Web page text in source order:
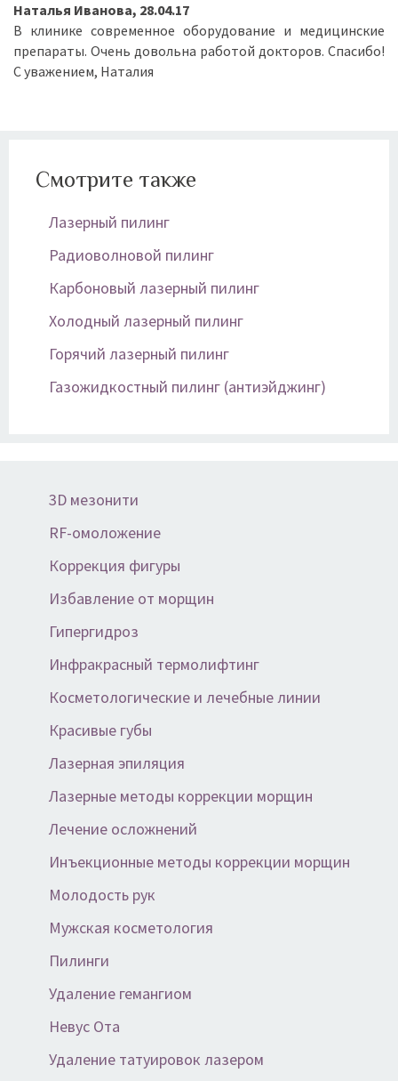
Наталья Иванова, 28.04.17
В клинике современное оборудование и медицинские
препараты. Очень довольна работой докторов. Спасибо!
С уважением, Наталия
Смотрите также
Ла­зер­ный пи­линг
Радиоволновой пилинг
Карбоновый лазерный пилинг
Холодный лазерный пилинг
Горячий лазерный пилинг
Газожидкостный пилинг (антиэйджинг)
3D мезонити
RF-омоложение
Коррекция фигуры
Избавление от морщин
Гипергидроз
Инфракрасный термолифтинг
Косметологические и лечебные линии
Красивые губы
Лазерная эпиляция
Лазерные методы коррекции морщин
Лечение осложнений
Инъекционные методы коррекции морщин
Молодость рук
Мужская косметология
Пилинги
Удаление гемангиом
Невус Ота
Удаление татуировок лазером